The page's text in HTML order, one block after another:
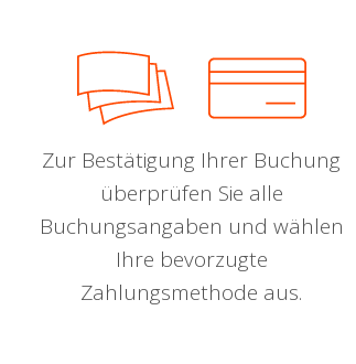
Zur Bestätigung Ihrer Buchung
überprüfen Sie alle
Buchungsangaben und wählen
Ihre bevorzugte
Zahlungsmethode aus.